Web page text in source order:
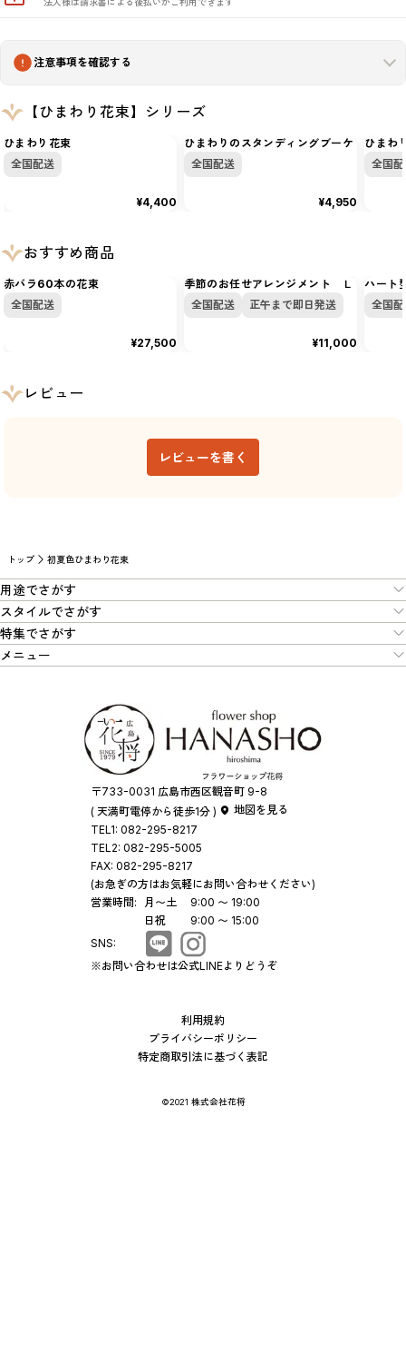
トップ 初夏色ひまわり花束
注意事項を確認する
【ひまわり花束】シリーズ
ひまわり花束
全国配送
¥4,400
ひまわりのスタンディングブーケ
全国配送
¥4,950
ひまわ
全国
おすすめ商品
赤バラ60本の花束
全国配送
¥27,500
季節のお任せアレンジメント Ｌ
全国配送
正午まで即日発送
¥11,000
ハート
全国
レビュー
レビューを書く
用途でさがす
スタイルでさがす
特集でさがす
メニュー
〒733-0031 広島市西区観音町 9-8
( 天満町電停から徒歩1分 )
地図を見る
TEL1: 082-295-8217
TEL2: 082-295-5005
FAX: 082-295-8217
(お急ぎの方はお気軽にお問い合わせください)
営業時間:
月〜土
9:00 〜 19:00
日祝
9:00 〜 15:00
SNS:
※お問い合わせは公式LINEよりどうぞ
利用規約
プライバシーポリシー
特定商取引法に基づく表記
©2021 株式会社花将